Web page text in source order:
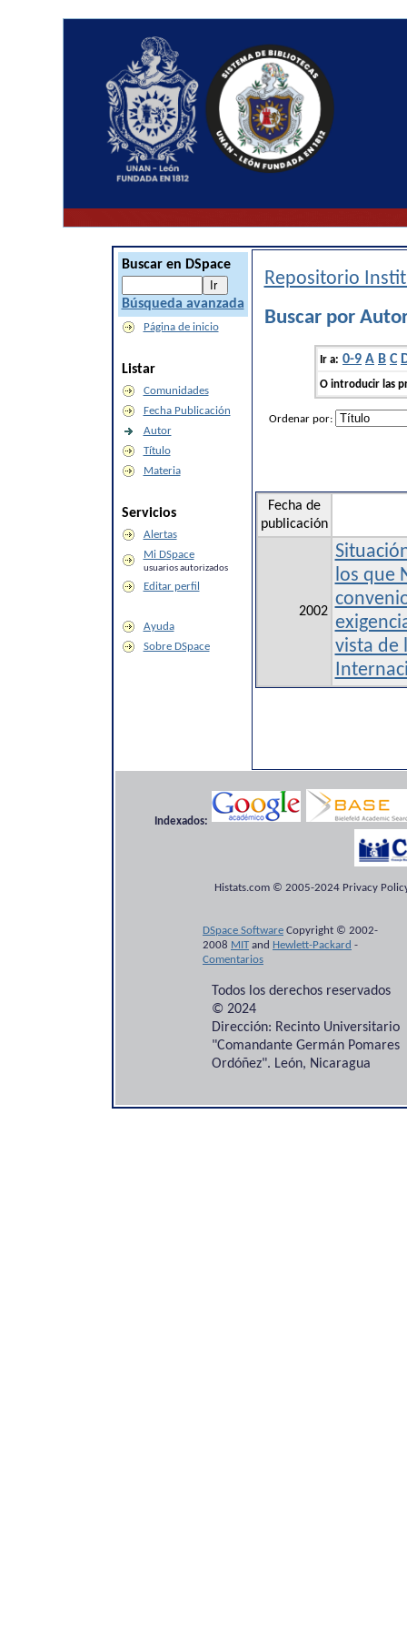
Buscar en DSpace
Búsqueda avanzada
Página de inicio
Listar
Comunidades
Fecha Publicación
Autor
Título
Materia
Servicios
Alertas
Mi DSpace
usuarios autorizados
Editar perfil
Ayuda
Sobre DSpace
Repositorio
Buscar por
Ir a: 0-9 A B C
O introducir las
Ordenar por:
Fecha de
publicación
2002
los que
vista de
Indexados:
Histats.com © 2005-2024 Privacy
DSpace Software Copyright © 2002-
2008 MITand Hewlett-Packard -
Comentarios
Todos los derechos reservados
© 2024
Dirección: Recinto Universitario
"Comandante Germán Pomares
Ordóñez". León, Nicaragua